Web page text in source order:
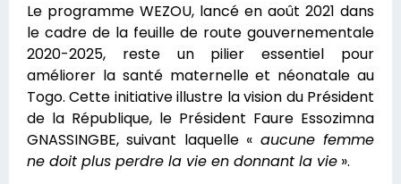
Le programme WEZOU, lancé en août 2021 dans
le cadre de la feuille de route gouvernementale
2020-2025, reste un pilier essentiel pour
améliorer la santé maternelle et néonatale au
Togo. Cette initiative illustre la vision du Président
de la République, le Président Faure Essozimna
GNASSINGBE, suivant laquelle « aucune femme
ne doit plus perdre la vie en donnant la vie ».